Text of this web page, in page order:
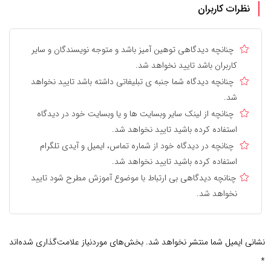
نظرات کاربران
چنانچه دیدگاهی توهین آمیز باشد و متوجه نویسندگان و سایر
کاربران باشد تایید نخواهد شد.
چنانچه دیدگاه شما جنبه ی تبلیغاتی داشته باشد تایید نخواهد
شد.
چنانچه از لینک سایر وبسایت ها و یا وبسایت خود در دیدگاه
استفاده کرده باشید تایید نخواهد شد.
چنانچه در دیدگاه خود از شماره تماس، ایمیل و آیدی تلگرام
استفاده کرده باشید تایید نخواهد شد.
چنانچه دیدگاهی بی ارتباط با موضوع آموزش مطرح شود تایید
نخواهد شد.
نشانی ایمیل شما منتشر نخواهد شد. بخش‌های موردنیاز علامت‌گذاری شده‌اند